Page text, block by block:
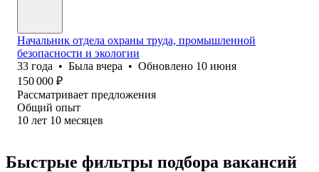
Начальник отдела охраны труда, промышленной
безопасности и экологии
33 года • Была вчера • Обновлено 10 июня
150 000 ₽
Рассматривает предложения
Общий опыт
10 лет 10 месяцев
Быстрые фильтры подбора вакансий